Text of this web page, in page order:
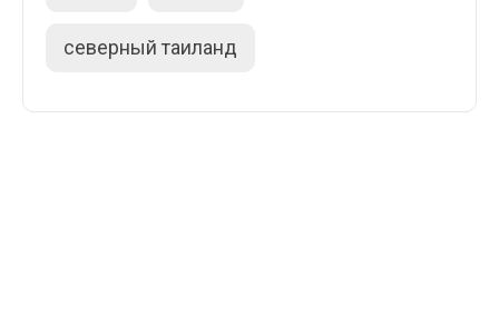
северный таиланд